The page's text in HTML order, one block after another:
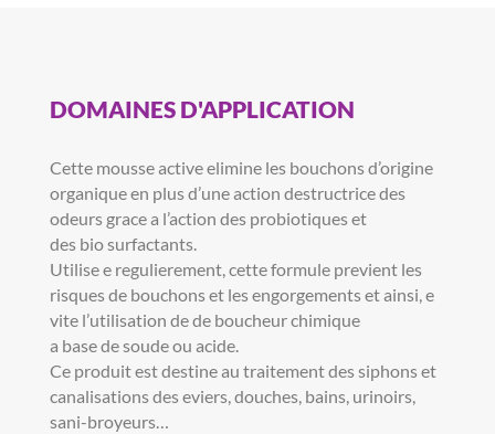
DOMAINES D'APPLICATION
Cette mousse active elimine les bouchons d’origine
organique en plus d’une action destructrice des
odeurs grace a l’action des probiotiques et
des bio surfactants.
Utilise e regulierement, cette formule previent les
risques de bouchons et les engorgements et ainsi, e
vite l’utilisation de de boucheur chimique
a base de soude ou acide.
Ce produit est destine au traitement des siphons et
canalisations des eviers, douches, bains, urinoirs,
sani-broyeurs…